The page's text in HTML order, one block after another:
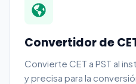
Convertidor de
Convierte CET a PST al
y precisa para la